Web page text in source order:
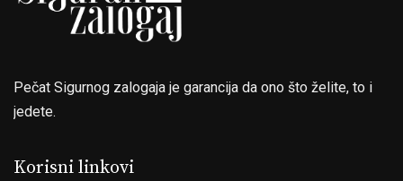
Pečat Sigurnog zalogaja je garancija da ono što želite, to i
jedete.
Korisni linkovi